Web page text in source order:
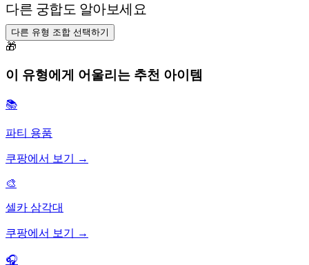
다른 궁합도 알아보세요
다른 유형 조합 선택하기
🎁
이 유형에게 어울리는 추천 아이템
📚
파티 용품
쿠팡에서 보기 →
🎨
셀카 삼각대
쿠팡에서 보기 →
🎧